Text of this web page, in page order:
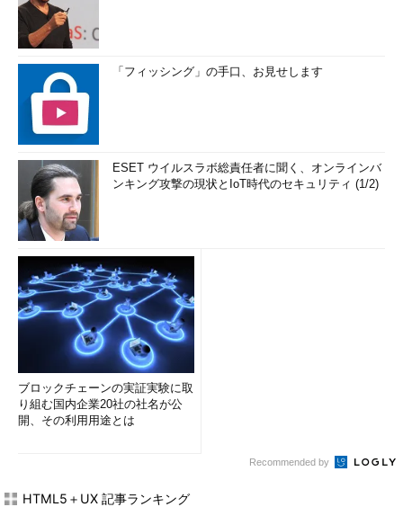
「フィッシング」の手口、お見せします
ESET ウイルスラボ総責任者に聞く、オンラインバ
ンキング攻撃の現状とIoT時代のセキュリティ (1/2)
ブロックチェーンの実証実験に取
り組む国内企業20社の社名が公
開、その利用用途とは
Recommended by
HTML5＋UX 記事ランキング